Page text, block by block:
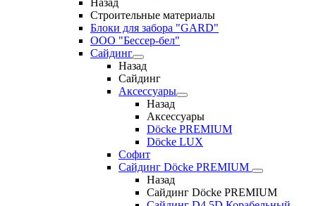
Назад
Строительные материалы
Блоки для забора "GARD"
ООО "Бессер-бел"
Сайдинг
Назад
Сайдинг
Аксессуары
Назад
Аксессуары
Döcke PREMIUM
Döcke LUX
Софит
Сайдинг Döcke PREMIUM
Назад
Сайдинг Döcke PREMIUM